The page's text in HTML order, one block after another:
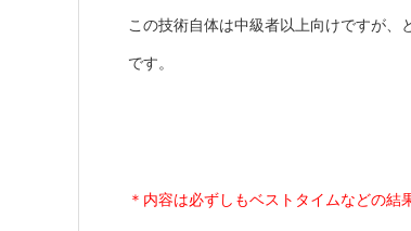
この技術自体は中級者以上向けですが
です。
＊内容は必ずしもベストタイムなどの結